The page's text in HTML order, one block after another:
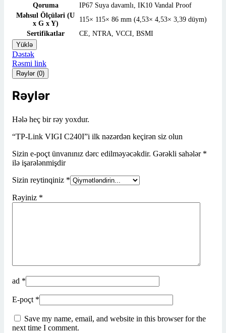
Qoruma
IP67 Suya davamlı, IK10 Vandal Proof
Məhsul Ölçüləri (U
x G x Y)
115× 115× 86 mm (4,53× 4,53× 3,39 düym)
Sertifikatlar
CE, NTRA, VCCI, BSMI
Yüklə
Dəstək
Rəsmi link
Rəylər (0)
Rəylər
Hələ heç bir rəy yoxdur.
“TP-Link VIGI C240I”i ilk nəzərdən keçirən siz olun
Sizin e-poçt ünvanınız dərc edilməyəcəkdir. Gərəkli sahələr *
ilə işarələnmişdir
Sizin reytinqiniz *
Rəyiniz *
ad *
E-poçt *
Save my name, email, and website in this browser for the
next time I comment.